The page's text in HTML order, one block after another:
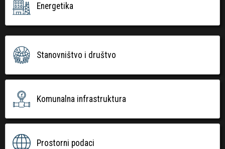
Energetika
Stanovništvo i društvo
Komunalna infrastruktura
Prostorni podaci